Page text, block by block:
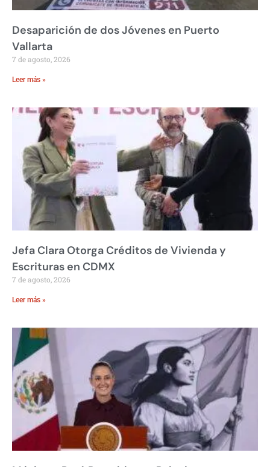
Desaparición de dos Jóvenes en Puerto
Vallarta
7 de agosto, 2026
Leer más »
Jefa Clara Otorga Créditos de Vivienda y
Escrituras en CDMX
7 de agosto, 2026
Leer más »